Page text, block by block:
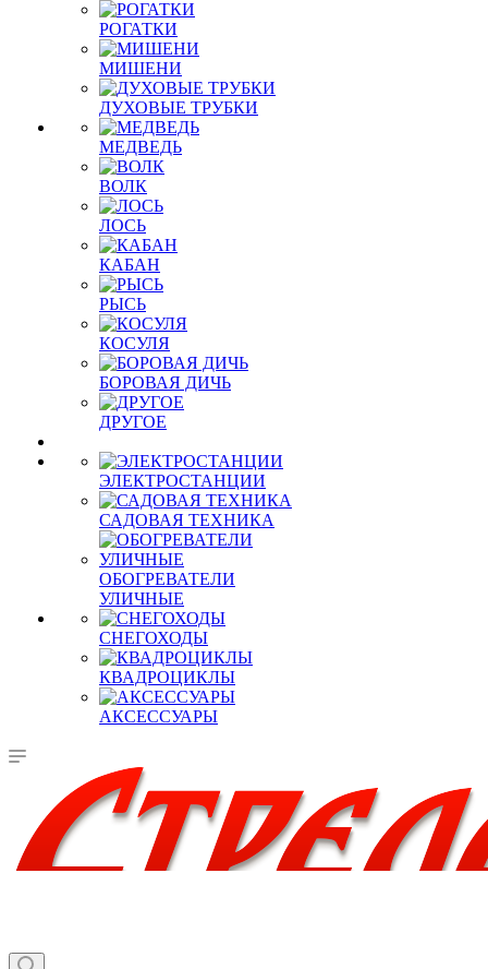
РОГАТКИ
МИШЕНИ
ДУХОВЫЕ ТРУБКИ
МЕДВЕДЬ
ВОЛК
ЛОСЬ
КАБАН
РЫСЬ
КОСУЛЯ
БОРОВАЯ ДИЧЬ
ДРУГОЕ
ЭЛЕКТРОСТАНЦИИ
САДОВАЯ ТЕХНИКА
ОБОГРЕВАТЕЛИ
УЛИЧНЫЕ
СНЕГОХОДЫ
КВАДРОЦИКЛЫ
АКСЕССУАРЫ